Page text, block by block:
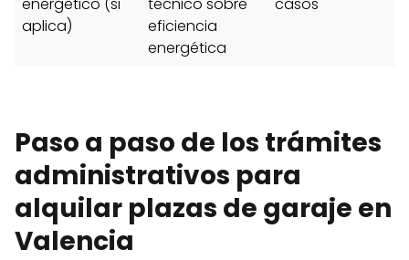
aplica)
eficiencia
energética
Paso a paso de los trámites
administrativos para
alquilar plazas de garaje en
Valencia